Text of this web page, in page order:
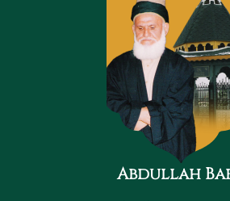
Abdullah